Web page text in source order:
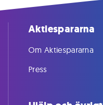
Aktiespararna
Om Aktiespararna
Press